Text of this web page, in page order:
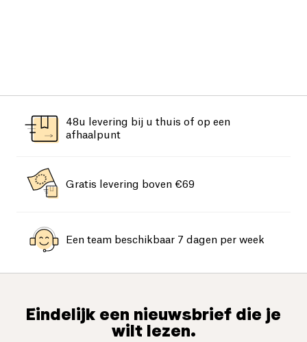
48u levering bij u thuis of op een
afhaalpunt
Gratis levering boven €69
Een team beschikbaar 7 dagen per week
Eindelijk een nieuwsbrief die je
wilt lezen.